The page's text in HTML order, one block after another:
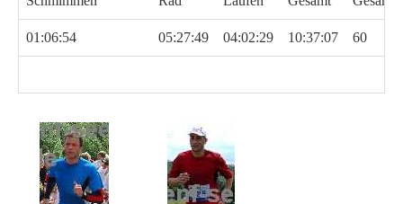
01:06:54 05:27:49 04:02:29 10:37:07 60